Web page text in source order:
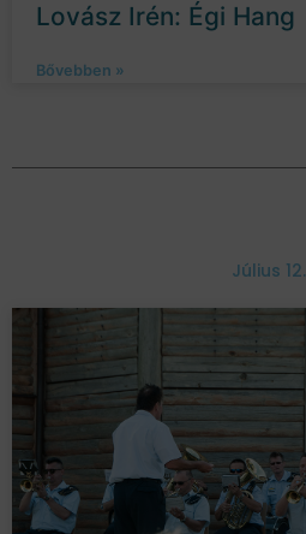
Lovász Irén: Égi Hang
Bővebben »
Július 12.